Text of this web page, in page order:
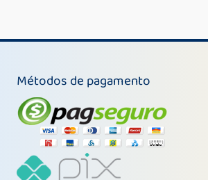
Métodos de pagamento